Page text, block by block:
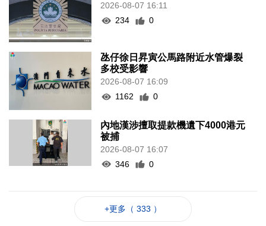
2026-08-07 16:11
234
0
氹仔徐日昇寅公馬路附近水管爆裂
多校受影響
2026-08-07 16:09
1162
0
內地漢涉擅取提款機遺下4000港元
被捕
2026-08-07 16:07
346
0
+更多（ 333 ）